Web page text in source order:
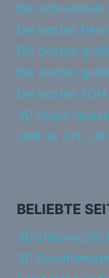
Die schnellsten
Die besten
Die besten
Die besten
Die besten
3D Druck
3MF zu STL-
BELIEBTE
3D-
3D Dateiformate